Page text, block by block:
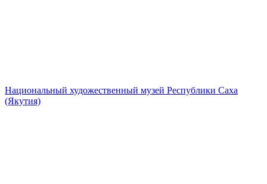
Национальный художественный музей Республики Саха
(Якутия)